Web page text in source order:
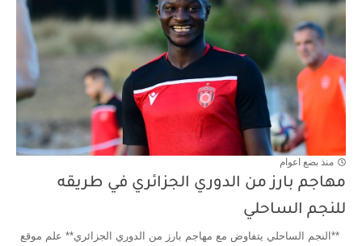
منذ بضع اعوام
مهاجم بارز من الدوري الجزائري في طريقه
للنجم الساحلي
**النجم الساحلي يتفاوض مع مهاجم بارز من الدوري الجزائري** علم موقع